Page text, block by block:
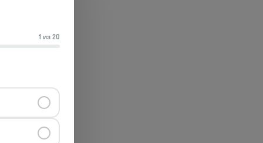
1 из 20